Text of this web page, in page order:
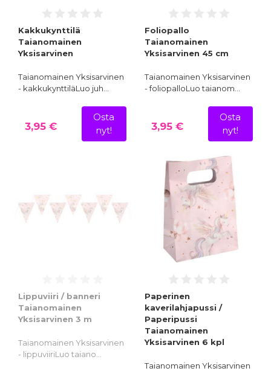
Kakkukynttilä
Taianomainen
Yksisarvinen
Taianomainen Yksisarvinen
- kakkukynttiläLuo juh…
3,95 €
Osta
nyt!
Foliopallo
Taianomainen
Yksisarvinen 45 cm
Taianomainen Yksisarvinen
- foliopalloLuo taianom…
3,95 €
Osta
nyt!
Lippuviiri / banneri
Taianomainen
Yksisarvinen 3 m
Taianomainen Yksisarvinen
- lippuviiriLuo taiano…
Paperinen
kaverilahjapussi /
Paperipussi
Taianomainen
Yksisarvinen 6 kpl
Taianomainen Yksisarvinen